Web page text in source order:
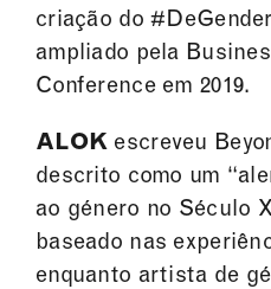
criação do
ampliado pela
Conference em 2019.
ALOK escreveu
descrito como um
ao género no Século
baseado nas
enquanto artista de